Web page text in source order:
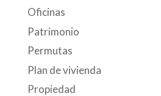
Oficinas
Patrimonio
Permutas
Plan de vivienda
Propiedad